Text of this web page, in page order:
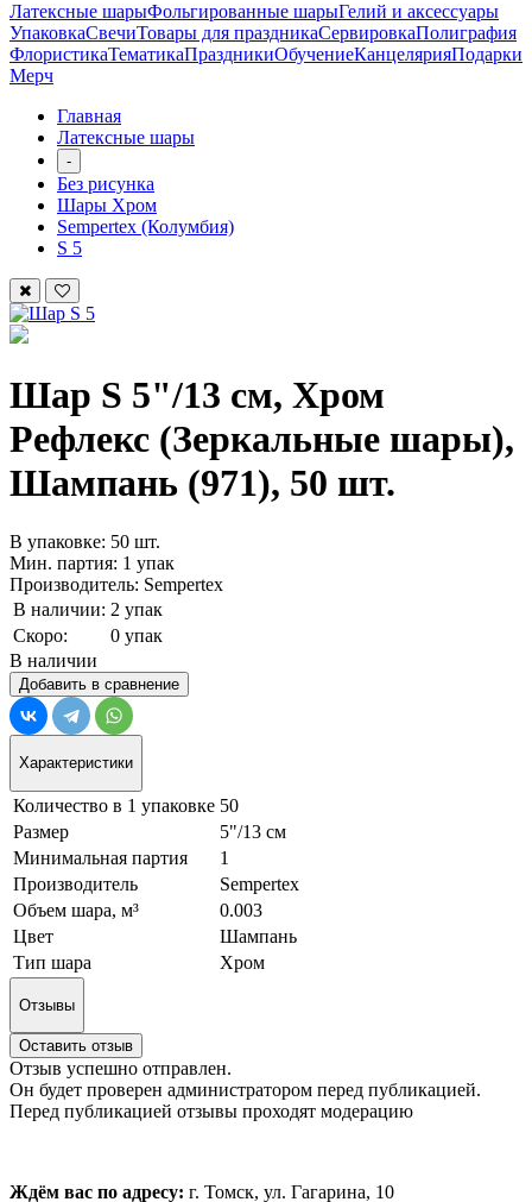
Латексные шарыФольгированные шарыГелий и аксессуары
УпаковкаСвечиТовары для праздникаСервировкаПолиграфия
ФлористикаТематикаПраздникиОбучениеКанцелярияПодарки
Мерч
Главная
Латексные шары
-
Без рисунка
Шары Хром
Sempertex (Колумбия)
S 5
Шар S 5"/13 см, Хром
Рефлекс (Зеркальные шары),
Шампань (971), 50 шт.
В упаковке: 50 шт.
Мин. партия: 1 упак
Производитель: Sempertex
В наличии: 2 упак
Скоро:
0 упак
В наличии
Добавить в сравнение
Характеристики
Количество в 1 упаковке 50
Размер
5"/13 см
Минимальная партия
1
Производитель
Sempertex
Объем шара, м³
0.003
Цвет
Шампань
Тип шара
Хром
Отзывы
Оставить отзыв
Отзыв успешно отправлен.
Он будет проверен администратором перед публикацией.
Перед публикацией отзывы проходят модерацию
Ждём вас по адресу: г. Томск, ул. Гагарина, 10